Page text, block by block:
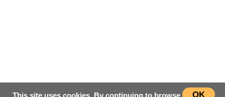
OK
This site uses cookies. By continuing to browse